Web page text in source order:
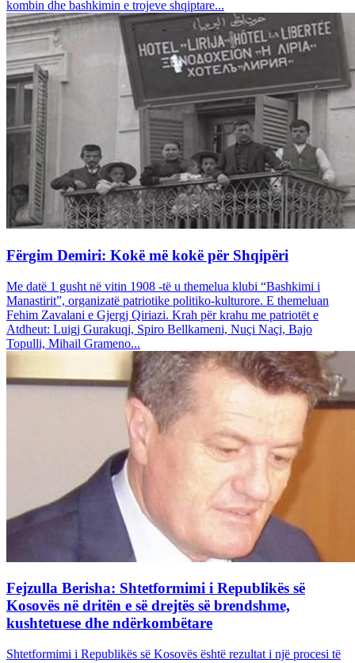
kombin dhe bashkimin e trojeve shqiptare...
Fërgim Demiri: Kokë më kokë për Shqipëri
Me datë 1 gusht në vitin 1908 -të u themelua klubi “Bashkimi i
Manastirit”, organizatë patriotike politiko-kulturore. E themeluan
Fehim Zavalani e Gjergj Qiriazi. Krah për krahu me patriotët e
Atdheut: Luigj Gurakuqi, Spiro Bellkameni, Nuçi Naçi, Bajo
Topulli, Mihail Grameno...
Fejzulla Berisha: Shtetformimi i Republikës së
Kosovës në dritën e së drejtës së brendshme,
kushtetuese dhe ndërkombëtare
Shtetformimi i Republikës së Kosovës është rezultat i një procesi të